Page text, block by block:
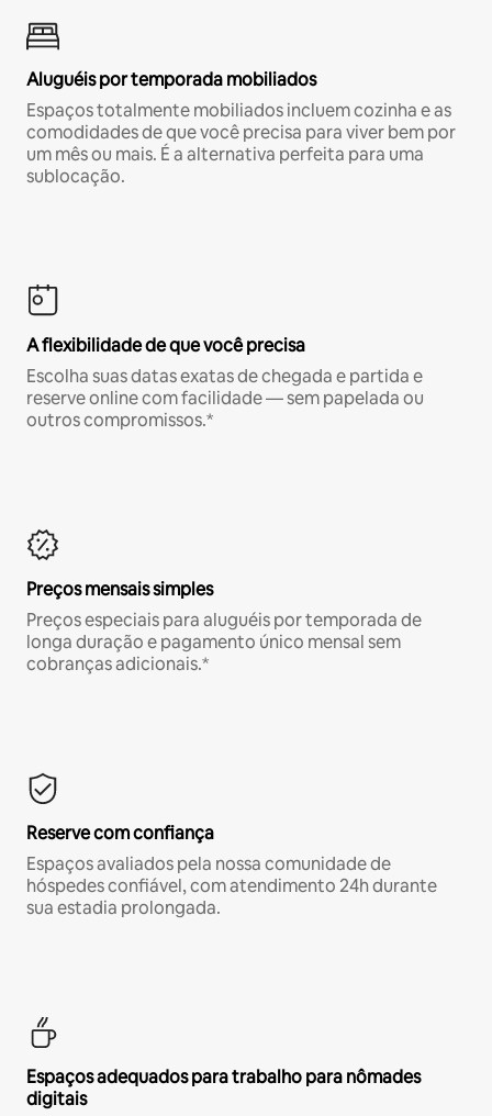
Aluguéis por temporada mobiliados
Espaços totalmente mobiliados incluem cozinha e as
comodidades de que você precisa para viver bem por
um mês ou mais. É a alternativa perfeita para uma
sublocação.
A flexibilidade de que você precisa
Escolha suas datas exatas de chegada e partida e
reserve online com facilidade — sem papelada ou
outros compromissos.*
Preços mensais simples
Preços especiais para aluguéis por temporada de
longa duração e pagamento único mensal sem
cobranças adicionais.*
Reserve com confiança
Espaços avaliados pela nossa comunidade de
hóspedes confiável, com atendimento 24h durante
sua estadia prolongada.
Espaços adequados para trabalho para nômades
digitais